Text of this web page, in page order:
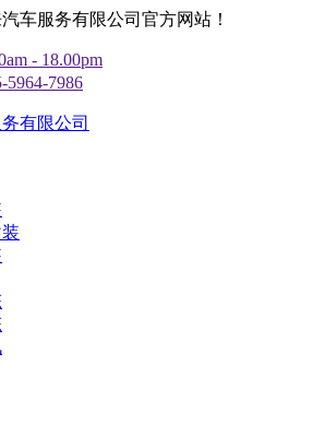
车服务有限公司官方网站！
- 18.00pm
7986